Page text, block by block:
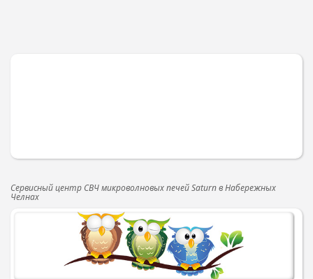
Сервисный центр СВЧ микроволновых печей Saturn в Набережных
Челнах